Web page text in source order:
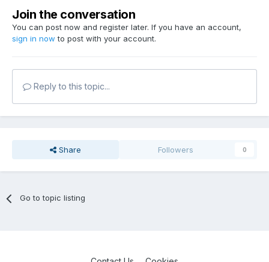
Join the conversation
You can post now and register later. If you have an account,
sign in now to post with your account.
Reply to this topic...
Share Followers 0
Go to topic listing